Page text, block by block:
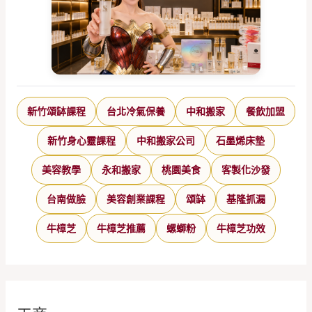
新竹頌缽課程 台北冷氣保養 中和搬家 餐飲加盟
新竹身心靈課程 中和搬家公司 石墨烯床墊
美容教學 永和搬家 桃園美食 客製化沙發
台南做臉 美容創業課程 頌缽 基隆抓漏
牛樟芝 牛樟芝推薦 螺螄粉 牛樟芝功效